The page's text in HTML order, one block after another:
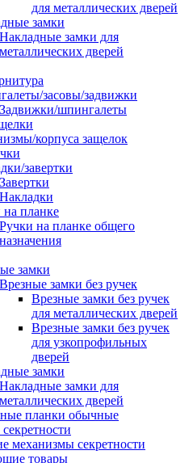
для металлических дверей
замки
Накладные замки для
металлических дверей
засовы/задвижки
Задвижки/шпингалеты
корпуса защелок
завертки
Завертки
Накладки
на планке
Ручки на планке общего
назначения
замки
Врезные замки без ручек
Врезные замки без ручек
для металлических дверей
Врезные замки без ручек
для узкопрофильных
дверей
замки
Накладные замки для
металлических дверей
планки обычные
механизмы секретности
товары